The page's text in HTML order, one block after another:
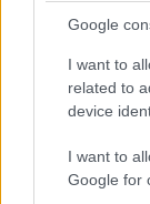
Google
I want to
related to
device
I want to
Google for